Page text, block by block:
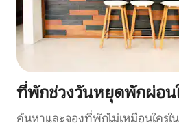
ที่พักช่วงวันหยุดพักผ่อนใ
ค้นหาและจองที่พักไม่เหมือนใครใ